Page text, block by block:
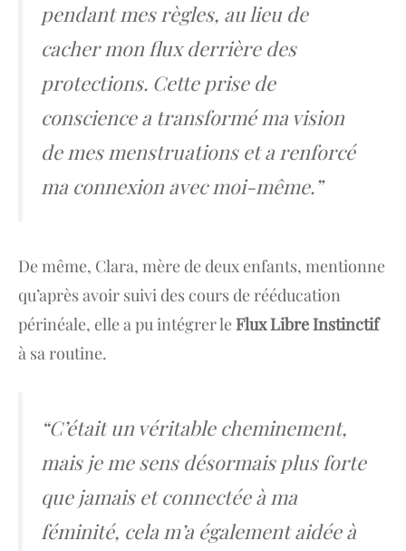
pendant mes règles, au lieu de
cacher mon flux derrière des
protections. Cette prise de
conscience a transformé ma vision
de mes menstruations et a renforcé
ma connexion avec moi-même.”
De même, Clara, mère de deux enfants, mentionne
qu’après avoir suivi des cours de rééducation
périnéale, elle a pu intégrer le Flux Libre Instinctif
à sa routine.
“C’était un véritable cheminement,
mais je me sens désormais plus forte
que jamais et connectée à ma
féminité, cela m’a également aidée à